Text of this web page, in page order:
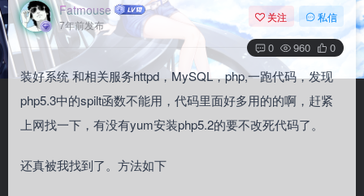
Fatmouse
7年前发布
关注 私信
0 960 0
装好系统 和相关服务httpd，MySQL，php,一跑代码，发现
php5.3中的spilt函数不能用，代码里面好多用的的啊，赶紧
上网找一下，有没有yum安装php5.2的要不改死代码了。
还真被我找到了。方法如下